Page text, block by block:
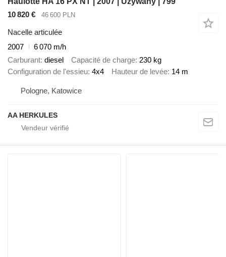
10 820 €
46 600 PLN
Nacelle articulée
2007
6 070 m/h
Carburant diesel Capacité de charge 230 kg
Configuration de l'essieu 4x4 Hauteur de levée 14 m
Pologne, Katowice
AA HERKULES